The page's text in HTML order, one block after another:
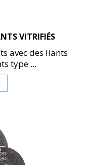
VITRIFIÉS
avec des liants
type ...